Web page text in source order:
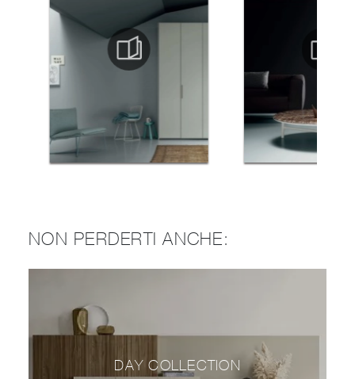
NON PERDERTI ANCHE:
DAY COLLECTION